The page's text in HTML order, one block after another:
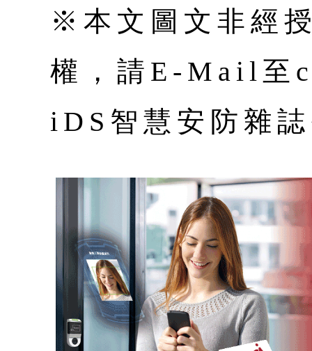
※本文圖文非經
權，請E-Mail至
iDS智慧安防雜